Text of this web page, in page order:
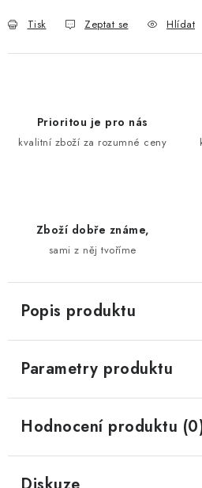
Tisk Zeptat se Hlídat
Prioritou je pro nás
kvalitní zboží za rozumné ceny
Zboží dobře známe,
sami z něj tvoříme
Popis produktu
Parametry produktu
Hodnocení produktu